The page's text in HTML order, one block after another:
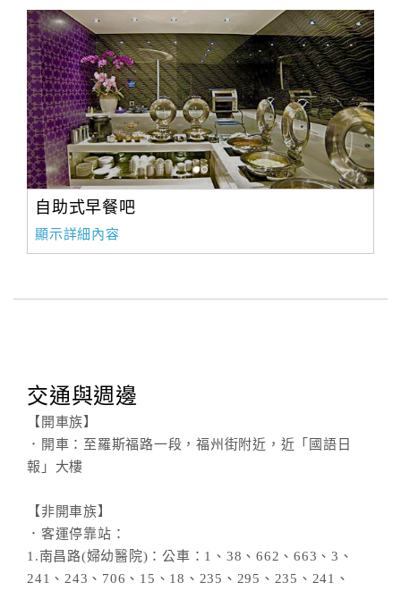
自助式早餐吧
顯示詳細內容
交通與週邊
【開車族】
．開車：至羅斯福路一段，福州街附近，近「國語日
報」大樓
【非開車族】
．客運停靠站：
1.南昌路(婦幼醫院)：公車：1、38、662、663、3、
241、243、706、15、18、235、295、235、241、